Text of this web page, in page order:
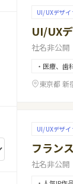
UI/UXデザイ
UI/UX
社名非公開
・医療、歯
東京都 新
UI/UXデザイ
フラン
社名非公開